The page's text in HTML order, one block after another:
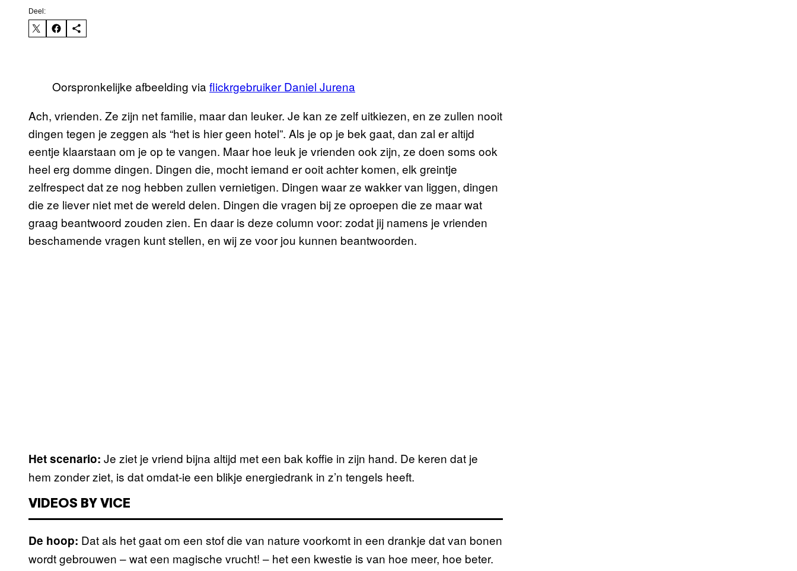
Deel:
Oorspronkelijke afbeelding via flickrgebruiker Daniel Jurena
Ach, vrienden. Ze zijn net familie, maar dan leuker. Je kan ze zelf uitkiezen, en ze zullen nooit
dingen tegen je zeggen als “het is hier geen hotel”. Als je op je bek gaat, dan zal er altijd
eentje klaarstaan om je op te vangen. Maar hoe leuk je vrienden ook zijn, ze doen soms ook
heel erg domme dingen. Dingen die, mocht iemand er ooit achter komen, elk greintje
zelfrespect dat ze nog hebben zullen vernietigen. Dingen waar ze wakker van liggen, dingen
die ze liever niet met de wereld delen. Dingen die vragen bij ze oproepen die ze maar wat
graag beantwoord zouden zien. En daar is deze column voor: zodat jij namens je vrienden
beschamende vragen kunt stellen, en wij ze voor jou kunnen beantwoorden.
Het scenario: Je ziet je vriend bijna altijd met een bak koffie in zijn hand. De keren dat je
hem zonder ziet, is dat omdat-ie een blikje energiedrank in z’n tengels heeft.
VIDEOS BY VICE
De hoop: Dat als het gaat om een stof die van nature voorkomt in een drankje dat van bonen
wordt gebrouwen – wat een magische vrucht! – het een kwestie is van hoe meer, hoe beter.